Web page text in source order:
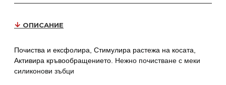
ОПИСАНИЕ
Почиства и ексфолира, Стимулира растежа на косата,
Активира кръвообращението. Нежно почистване с меки
силиконови зъбци